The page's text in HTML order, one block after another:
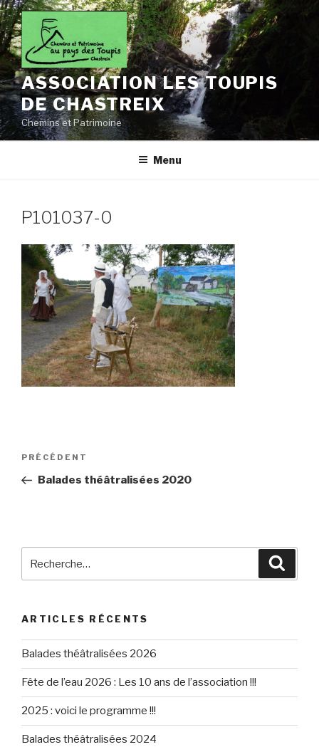
Aller
au
contenu
principal
ASSOCIATION LES TOUPIS
DE CHASTREIX
Chemins et Patrimoine
Menu
P101037-0
Navigation
l’article
Article
précédent
PRÉCÉDENT
Balades théâtralisées 2020
ARTICLES RÉCENTS
Balades théâtralisées 2026
Fête de l’eau 2026 : Les 10 ans de l’association !!!
2025 : voici le programme !!!
Balades théâtralisées 2024